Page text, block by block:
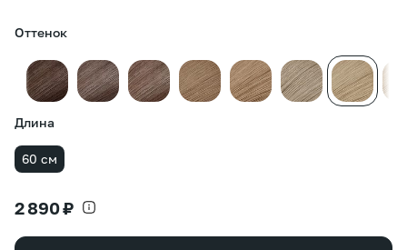
Оттенок
Длина
60 см
2 890 ₽